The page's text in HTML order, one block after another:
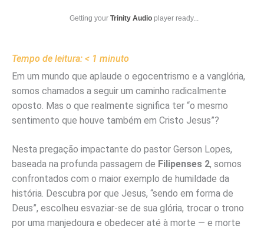
Getting your Trinity Audio player ready...
Tempo de leitura: < 1 minuto
Em um mundo que aplaude o egocentrismo e a vanglória,
somos chamados a seguir um caminho radicalmente
oposto. Mas o que realmente significa ter “o mesmo
sentimento que houve também em Cristo Jesus”?
Nesta pregação impactante do pastor Gerson Lopes,
baseada na profunda passagem de Filipenses 2, somos
confrontados com o maior exemplo de humildade da
história. Descubra por que Jesus, “sendo em forma de
Deus”, escolheu esvaziar-se de sua glória, trocar o trono
por uma manjedoura e obedecer até à morte — e morte